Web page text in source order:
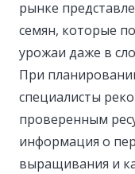
рынке
семян, которые
урожаи даже в
При
специалисты
проверенным
информация о
выращивания и